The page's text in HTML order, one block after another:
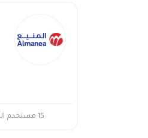
15 مستخدم اليوم